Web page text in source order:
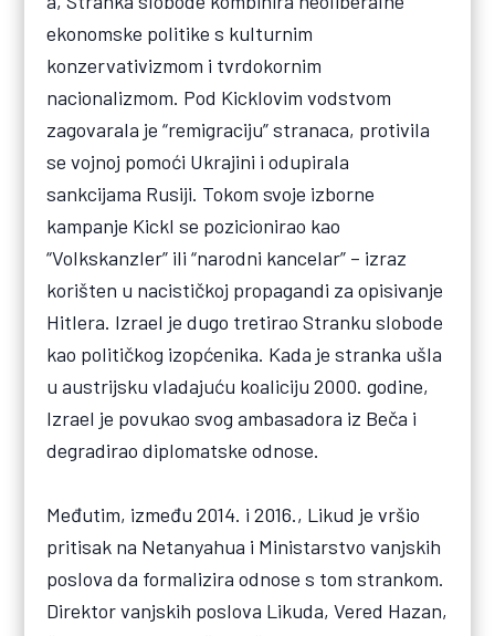
ekonomske politike s kulturnim
konzervativizmom i tvrdokornim
nacionalizmom. Pod Kicklovim vodstvom
zagovarala je “remigraciju” stranaca, protivila
se vojnoj pomoći Ukrajini i odupirala
sankcijama Rusiji. Tokom svoje izborne
kampanje Kickl se pozicionirao kao
“Volkskanzler” ili “narodni kancelar” – izraz
korišten u nacističkoj propagandi za opisivanje
Hitlera. Izrael je dugo tretirao Stranku slobode
kao političkog izopćenika. Kada je stranka ušla
u austrijsku vladajuću koaliciju 2000. godine,
Izrael je povukao svog ambasadora iz Beča i
degradirao diplomatske odnose.
Međutim, između 2014. i 2016., Likud je vršio
pritisak na Netanyahua i Ministarstvo vanjskih
poslova da formalizira odnose s tom strankom.
Direktor vanjskih poslova Likuda, Vered Hazan,